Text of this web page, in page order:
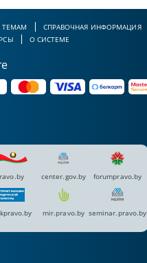
ТЕМАМ
СПРАВОЧНАЯ ИНФОРМАЦИЯ
О СИСТЕМЕ
center.gov.by forumpravo.by
mir.pravo.by seminar.pravo.by